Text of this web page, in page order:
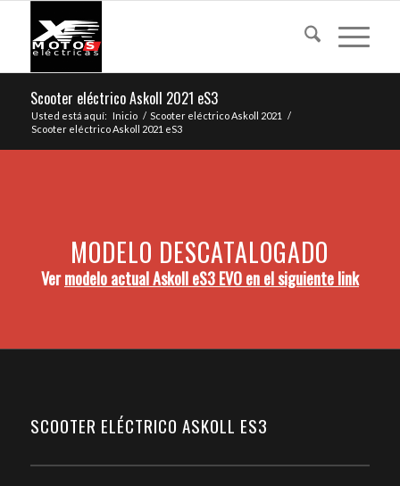
Scooter eléctrico Askoll 2021 eS3
Usted está aquí: Inicio / Scooter eléctrico Askoll 2021
/
Scooter eléctrico Askoll 2021 eS3
MODELO DESCATALOGADO
Vermodelo actual Askoll eS3 EVO en el siguiente link
SCOOTER ELÉCTRICO ASKOLL ES3